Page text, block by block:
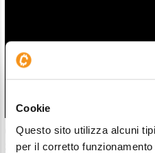
Cookie
Questo sito utilizza alcuni
per il corretto
Crollo di Seul: SK Hynix a -
governo a intervenire